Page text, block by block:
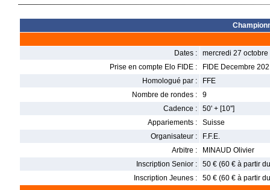
Dates :
mercredi 27
Prise en compte Elo FIDE :
FIDE Decembre
Homologué par :
FFE
Nombre de rondes :
9
Cadence :
50' + [10'']
Appariements :
Suisse
Organisateur :
F.F.E.
Arbitre :
MINAUD Olivier
Inscription Senior :
50 € (60 € à partir
Inscription Jeunes :
50 € (60 € à partir